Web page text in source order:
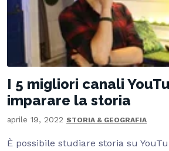
I 5 migliori canali
imparare la storia
aprile 19, 2022 STORIA & GEOGRAFIA
È possibile studiare storia su